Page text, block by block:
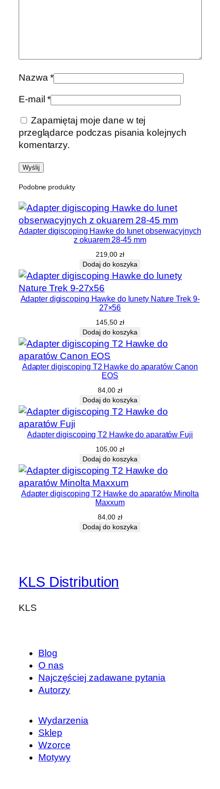
Nazwa*
E-mail*
Zapamiętaj moje dane w tej
przeglądarce podczas pisania kolejnych
komentarzy.
Podobne produkty
Adapter digiscoping Hawke do lunet obserwacyjnych
z okuarem 28-45 mm
219,00 zł
Dodaj do koszyka
Adapter digiscoping Hawke do lunety Nature Trek 9-
27×56
145,50 zł
Dodaj do koszyka
Adapter digiscoping T2 Hawke do aparatów Canon
EOS
84,00 zł
Dodaj do koszyka
Adapter digiscoping T2 Hawke do aparatów Fuji
105,00 zł
Dodaj do koszyka
Adapter digiscoping T2 Hawke do aparatów Minolta
Maxxum
84,00 zł
Dodaj do koszyka
KLS Distribution
KLS
Blog
O nas
Najczęściej zadawane pytania
Autorzy
Wydarzenia
Sklep
Wzorce
Motywy